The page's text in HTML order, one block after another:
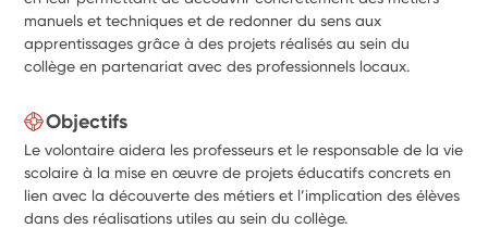
manuels et techniques et de redonner du sens aux
apprentissages grâce à des projets réalisés au sein du
collège en partenariat avec des professionnels locaux.
Objectifs
Le volontaire aidera les professeurs et le responsable de la vie
scolaire à la mise en œuvre de projets éducatifs concrets en
lien avec la découverte des métiers et l’implication des élèves
dans des réalisations utiles au sein du collège.